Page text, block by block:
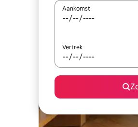
Aankomst
Vertrek